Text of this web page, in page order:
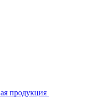
продукция